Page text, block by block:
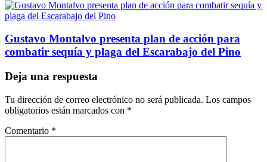
Gustavo Montalvo presenta plan de acción para
combatir sequía y plaga del Escarabajo del Pino
Deja una respuesta
Tu dirección de correo electrónico no será publicada. Los campos
obligatorios están marcados con *
Comentario *